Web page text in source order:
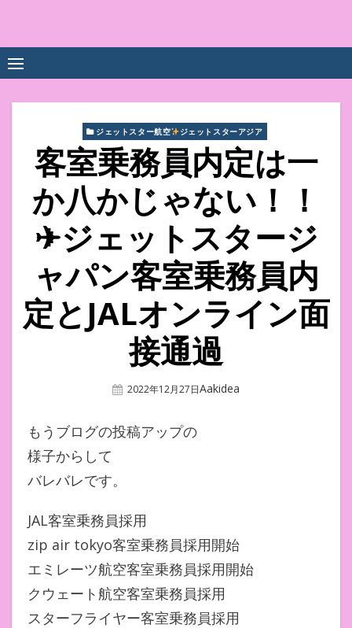
content
数UPｽｸｰﾙ
ジェットスター航空 ジェットスターアジア
客室乗務員内定は一
か八かじゃない！！
✈ジェットスタージ
ャパン客室乗務員内
定とJALオンライン面
接通過
Posted
2022年12月27日Author
Aakidea
もうブログの投稿アップの
様子からして
バレバレです。
JAL客室乗務員採用
zip air tokyo客室乗務員採用開始
エミレーツ航空客室乗務員採用開始
クウェート航空客室乗務員採用
スターフライヤー客室乗務員採用